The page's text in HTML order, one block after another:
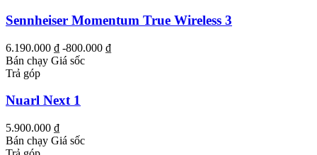
Sennheiser Momentum True Wireless 3
6.190.000 ₫ -800.000 ₫
Bán chạy Giá sốc
Trả góp
Nuarl Next 1
5.900.000 ₫
Bán chạy Giá sốc